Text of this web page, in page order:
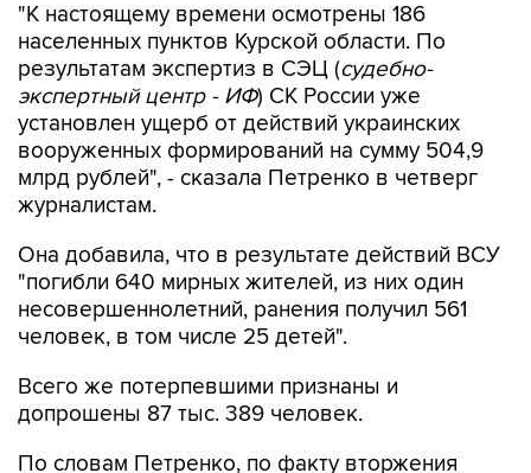
"К настоящему времени осмотрены 186
населенных пунктов Курской области. По
результатам экспертиз в СЭЦ (судебно-
экспертный центр - ИФ) СК России уже
установлен ущерб от действий украинских
вооруженных формирований на сумму 504,9
млрд рублей", - сказала Петренко в четверг
журналистам.
Она добавила, что в результате действий ВСУ
"погибли 640 мирных жителей, из них один
несовершеннолетний, ранения получил 561
человек, в том числе 25 детей".
Всего же потерпевшими признаны и
допрошены 87 тыс. 389 человек.
По словам Петренко, по факту вторжения